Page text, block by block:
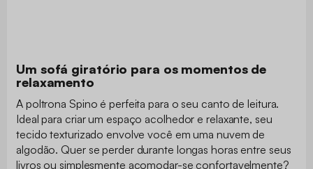
Um sofá giratório para os momentos de
relaxamento
A poltrona Spino é perfeita para o seu canto de leitura.
Ideal para criar um espaço acolhedor e relaxante, seu
tecido texturizado envolve você em uma nuvem de
algodão. Quer se perder durante longas horas entre seus
livros ou simplesmente acomodar-se confortavelmente?